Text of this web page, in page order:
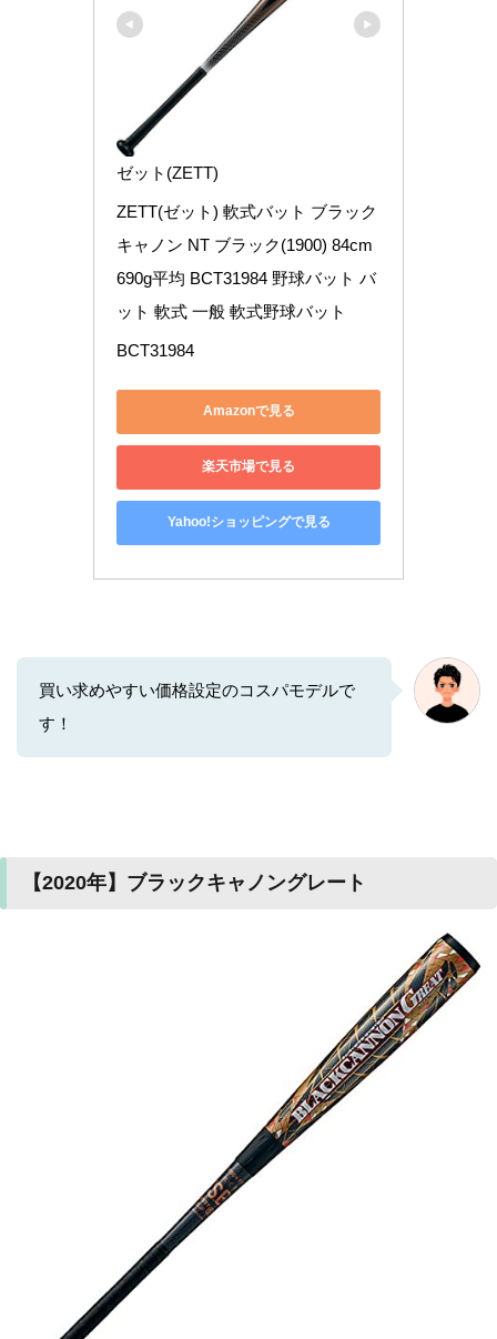
ゼット(ZETT)
ZETT(ゼット) 軟式バット ブラック
キャノン NT ブラック(1900) 84cm
690g平均 BCT31984 野球バット バ
ット 軟式 一般 軟式野球バット
BCT31984
Amazonで見る
楽天市場で見る
Yahoo!ショッピングで見る
買い求めやすい価格設定のコスパモデルで
す！
【2020年】ブラックキャノングレート